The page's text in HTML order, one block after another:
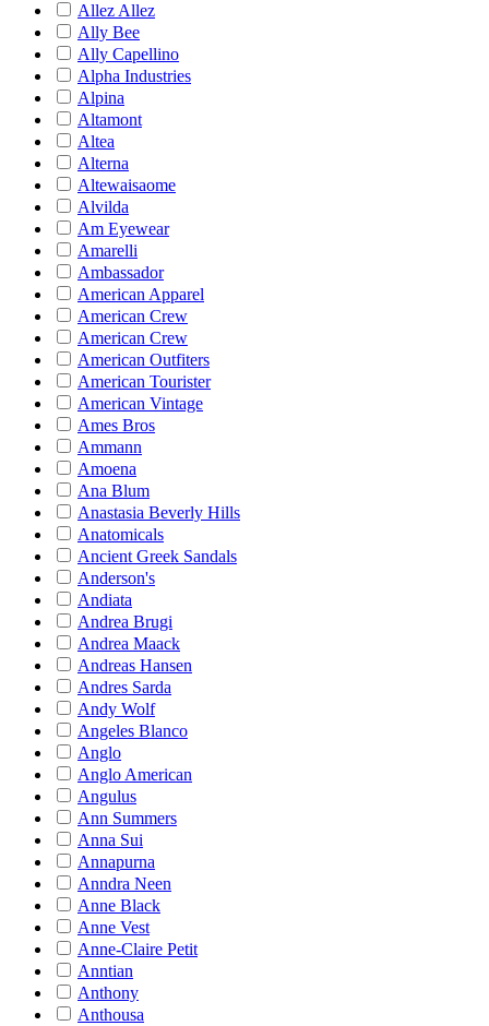
Allez Allez
Ally Bee
Ally Capellino
Alpha Industries
Alpina
Altamont
Altea
Alterna
Altewaisaome
Alvilda
Am Eyewear
Amarelli
Ambassador
American Apparel
American Crew
American Crew
American Outfiters
American Tourister
American Vintage
Ames Bros
Ammann
Amoena
Ana Blum
Anastasia Beverly Hills
Anatomicals
Ancient Greek Sandals
Anderson's
Andiata
Andrea Brugi
Andrea Maack
Andreas Hansen
Andres Sarda
Andy Wolf
Angeles Blanco
Anglo
Anglo American
Angulus
Ann Summers
Anna Sui
Annapurna
Anndra Neen
Anne Black
Anne Vest
Anne-Claire Petit
Anntian
Anthony
Anthousa